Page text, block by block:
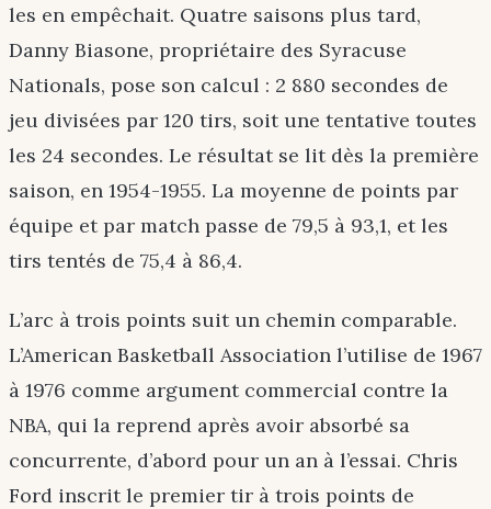
les en empêchait. Quatre saisons plus tard,
Danny Biasone, propriétaire des Syracuse
Nationals, pose son calcul : 2 880 secondes de
jeu divisées par 120 tirs, soit une tentative toutes
les 24 secondes. Le résultat se lit dès la première
saison, en 1954-1955. La moyenne de points par
équipe et par match passe de 79,5 à 93,1, et les
tirs tentés de 75,4 à 86,4.
L’arc à trois points suit un chemin comparable.
L’American Basketball Association l’utilise de 1967
à 1976 comme argument commercial contre la
NBA, qui la reprend après avoir absorbé sa
concurrente, d’abord pour un an à l’essai. Chris
Ford inscrit le premier tir à trois points de